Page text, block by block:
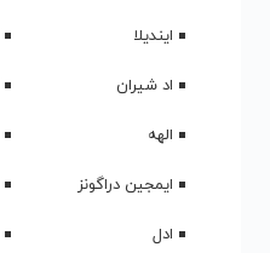
ایندیلا
اد شیران
الهه
ایمجین دراگونز
ادل